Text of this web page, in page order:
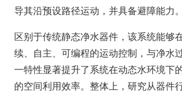
导其沿预设路径运动，并具备避障能力。
区别于传统静态净水器件，该系统能够
续、自主、可编程的运动控制，与净水
一特性显著提升了系统在动态水环境下
的空间利用效率。整体上，研究从器件